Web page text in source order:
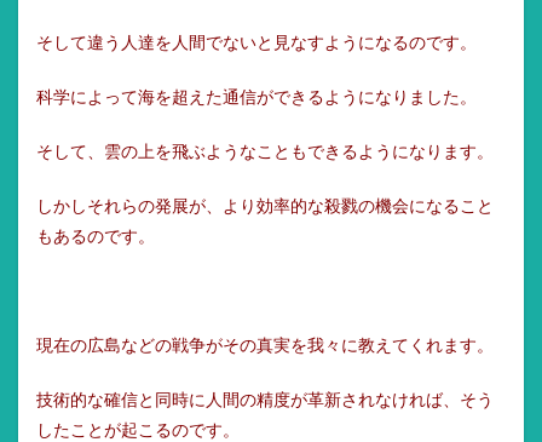
そして違う人達を人間でないと見なすようになるのです。
科学によって海を超えた通信ができるようになりました。
そして、雲の上を飛ぶようなこともできるようになります。
しかしそれらの発展が、より効率的な殺戮の機会になること
もあるのです。
現在の広島などの戦争がその真実を我々に教えてくれます。
技術的な確信と同時に人間の精度が革新されなければ、そう
したことが起こるのです。